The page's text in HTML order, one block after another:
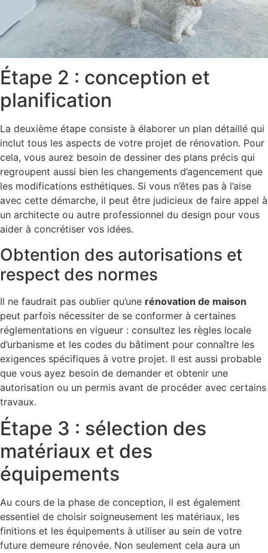
Étape 2 : conception et
planification
La deuxième étape consiste à élaborer un plan détaillé qui
inclut tous les aspects de votre projet de rénovation. Pour
cela, vous aurez besoin de dessiner des plans précis qui
regroupent aussi bien les changements d’agencement que
les modifications esthétiques. Si vous n’êtes pas à l’aise
avec cette démarche, il peut être judicieux de faire appel à
un architecte ou autre professionnel du design pour vous
aider à concrétiser vos idées.
Obtention des autorisations et
respect des normes
Il ne faudrait pas oublier qu’une rénovation de maison
peut parfois nécessiter de se conformer à certaines
réglementations en vigueur : consultez les règles locale
d’urbanisme et les codes du bâtiment pour connaître les
exigences spécifiques à votre projet. Il est aussi probable
que vous ayez besoin de demander et obtenir une
autorisation ou un permis avant de procéder avec certains
travaux.
Étape 3 : sélection des
matériaux et des
équipements
Au cours de la phase de conception, il est également
essentiel de choisir soigneusement les matériaux, les
finitions et les équipements à utiliser au sein de votre
future demeure rénovée. Non seulement cela aura un